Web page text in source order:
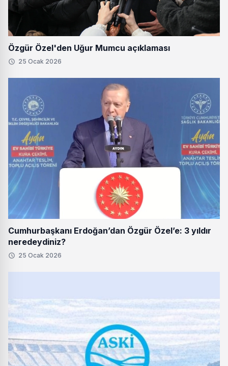
Özgür Özel'den Uğur Mumcu açıklaması
25 Ocak 2026
Cumhurbaşkanı Erdoğan’dan Özgür Özel’e: 3 yıldır
neredeydiniz?
25 Ocak 2026